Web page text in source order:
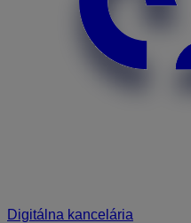
Digitálna kancelária